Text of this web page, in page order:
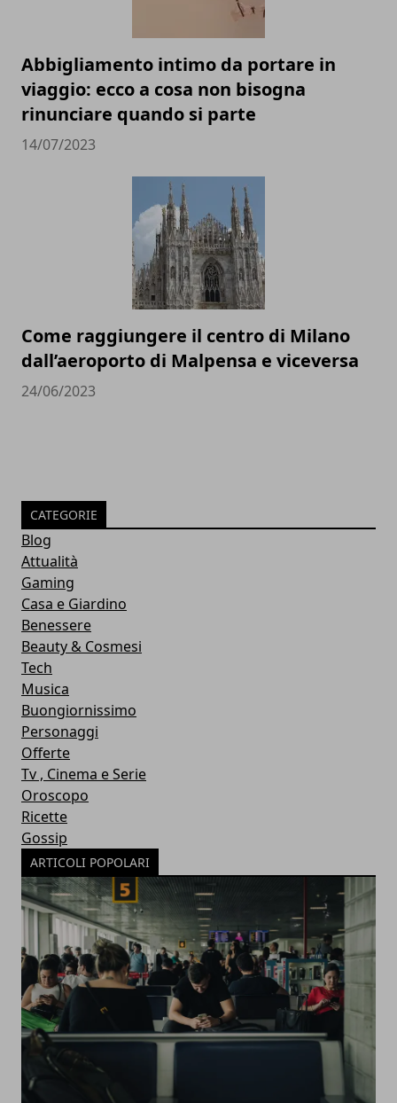
Abbigliamento intimo da portare in
viaggio: ecco a cosa non bisogna
rinunciare quando si parte
14/07/2023
Come raggiungere il centro di Milano
dall’aeroporto di Malpensa e viceversa
24/06/2023
CATEGORIE
Blog
Attualità
Gaming
Casa e Giardino
Benessere
Beauty & Cosmesi
Tech
Musica
Buongiornissimo
Personaggi
Offerte
Tv , Cinema e Serie
Oroscopo
Ricette
Gossip
ARTICOLI POPOLARI